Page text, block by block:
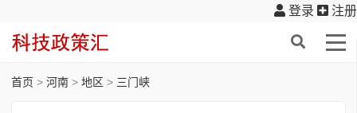
登录 注册
首页 > 河南 > 地区 > 三门峡